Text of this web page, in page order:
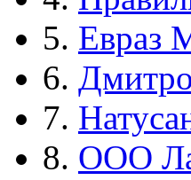
5. Евраз
6.
7.
8. ООО